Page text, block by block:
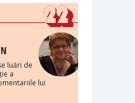
luări de
a
lui